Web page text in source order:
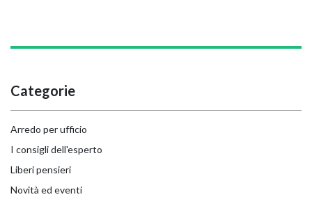
Categorie
Arredo per ufficio
I consigli dell'esperto
Liberi pensieri
Novità ed eventi